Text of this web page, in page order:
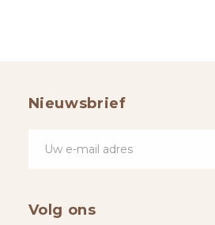
Nieuwsbrief
Volg ons